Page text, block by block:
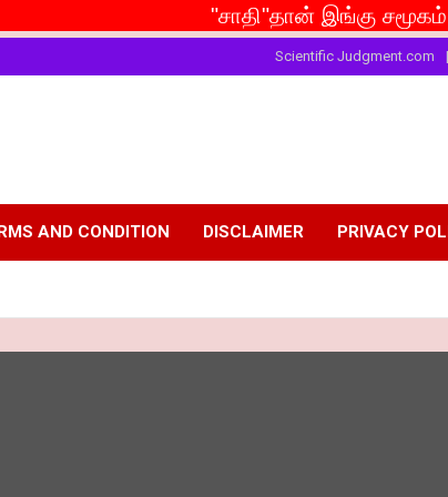
"சாதி"தான் இங்கு சமூகம்
Scientific Judgment.com
AND CONDITION DISCLAIMER PRIVACY